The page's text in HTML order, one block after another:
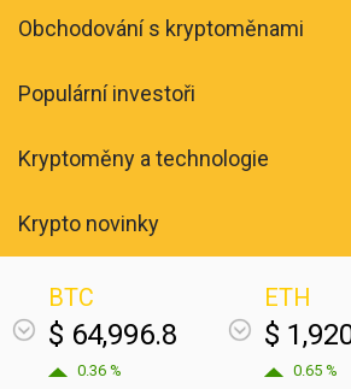
Obchodování s kryptoměnami
Populární investoři
Kryptoměny a technologie
Krypto novinky
BTC
$ 64,996.8
0.36 %
ETH
$
0.65 %